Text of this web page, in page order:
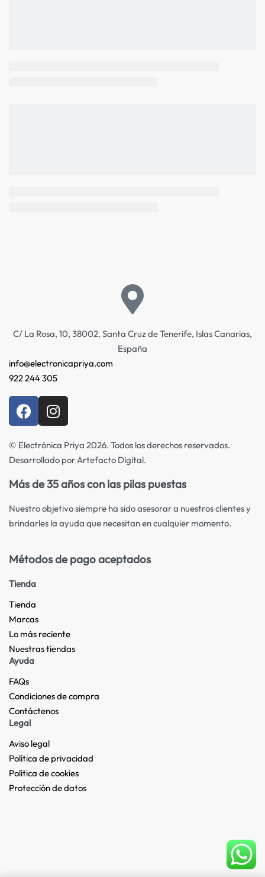
C/ La Rosa, 10, 38002, Santa Cruz de Tenerife, Islas Canarias,
España
info@electronicapriya.com
922 244 305
© Electrónica Priya 2026. Todos los derechos reservados.
Desarrollado por Artefacto Digital.
Más de 35 años con las pilas puestas
Nuestro objetivo siempre ha sido asesorar a nuestros clientes y
brindarles la ayuda que necesitan en cualquier momento.
Métodos de pago aceptados
Tienda
Tienda
Marcas
Lo más reciente​
Nuestras tiendas​
Ayuda
FAQs
Condiciones de compra
Contáctenos
Legal
Aviso legal
Política de privacidad
Política de cookies
Protección de datos